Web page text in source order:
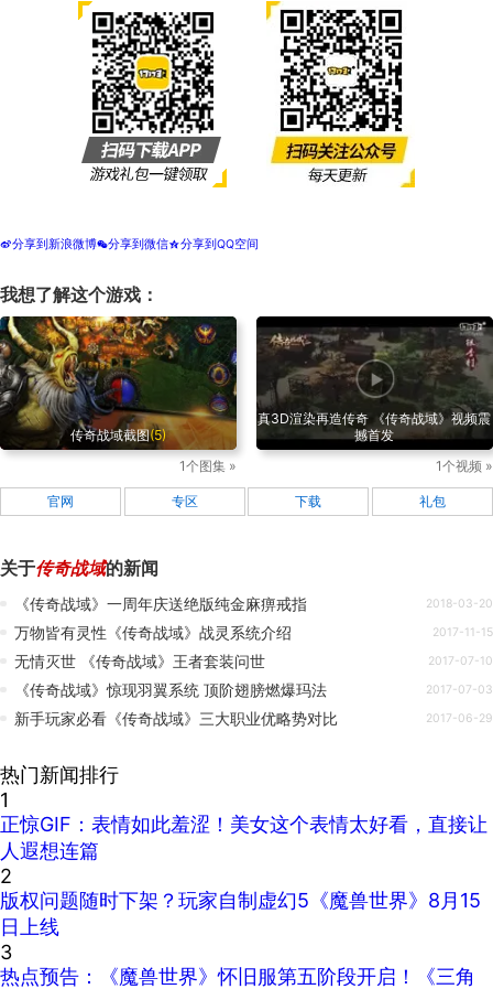
t分享到新浪微博w分享到微信z分享到QQ空间
我想了解这个游戏：
传奇战域截图(5)
1个图集 »
真3D渲染再造传奇 《传奇战域》视频震
撼首发
1个视频 »
官网 专区 下载 礼包
关于传奇战域的新闻
《传奇战域》一周年庆送绝版纯金麻痹戒指 2018-03-20
万物皆有灵性《传奇战域》战灵系统介绍 2017-11-15
无情灭世 《传奇战域》王者套装问世 2017-07-10
《传奇战域》惊现羽翼系统 顶阶翅膀燃爆玛法 2017-07-03
新手玩家必看《传奇战域》三大职业优略势对比 2017-06-29
热门新闻排行
1
正惊GIF：表情如此羞涩！美女这个表情太好看，直接让
人遐想连篇
2
版权问题随时下架？玩家自制虚幻5《魔兽世界》8月15
日上线
3
热点预告：《魔兽世界》怀旧服第五阶段开启！《三角